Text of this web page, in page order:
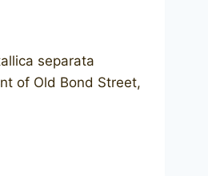
separata
of Old Bond Street,